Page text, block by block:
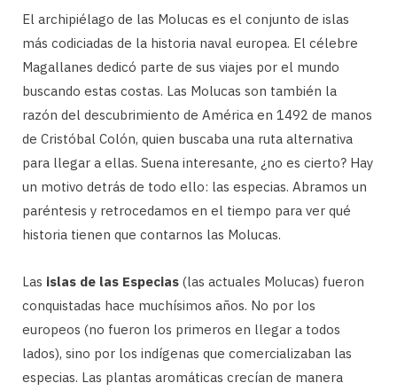
El archipiélago de las Molucas es el conjunto de islas
más codiciadas de la historia naval europea. El célebre
Magallanes dedicó parte de sus viajes por el mundo
buscando estas costas. Las Molucas son también la
razón del descubrimiento de América en 1492 de manos
de Cristóbal Colón, quien buscaba una ruta alternativa
para llegar a ellas. Suena interesante, ¿no es cierto? Hay
un motivo detrás de todo ello: las especias. Abramos un
paréntesis y retrocedamos en el tiempo para ver qué
historia tienen que contarnos las Molucas.
Las islas de las Especias (las actuales Molucas) fueron
conquistadas hace muchísimos años. No por los
europeos (no fueron los primeros en llegar a todos
lados), sino por los indígenas que comercializaban las
especias. Las plantas aromáticas crecían de manera